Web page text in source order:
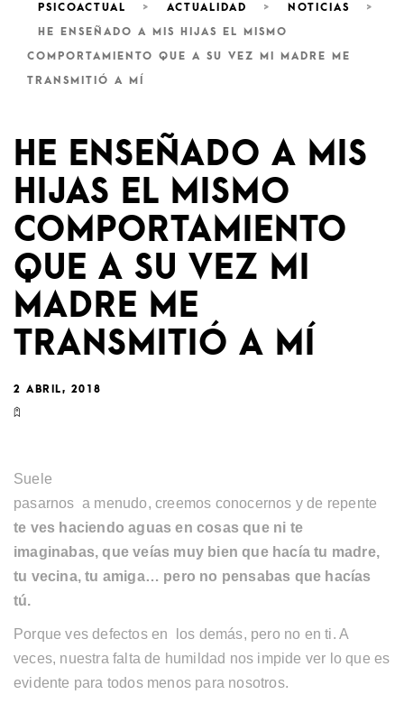
PSICOACTUAL > ACTUALIDAD > NOTICIAS >
HE ENSEÑADO A MIS HIJAS EL MISMO
COMPORTAMIENTO QUE A SU VEZ MI MADRE ME
TRANSMITIÓ A MÍ
HE ENSEÑADO A MIS
HIJAS EL MISMO
COMPORTAMIENTO
QUE A SU VEZ MI
MADRE ME
TRANSMITIÓ A MÍ
2 ABRIL, 2018
Suele
pasarnos a menudo, creemos conocernos y de repente
te ves haciendo aguas en cosas que ni te
imaginabas, que veías muy bien que hacíatu madre,
tu vecina, tu amiga… pero no pensabas que hacías
tú.
Porque ves defectos en los demás, pero no en ti. A
veces, nuestra falta de humildad nos impide ver lo que es
evidente para todos menos para nosotros.